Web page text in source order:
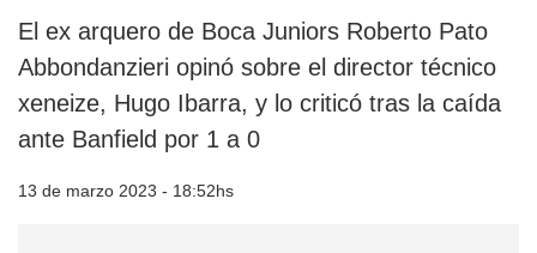
El ex arquero de Boca Juniors Roberto Pato
Abbondanzieri opinó sobre el director técnico
xeneize, Hugo Ibarra, y lo criticó tras la caída
ante Banfield por 1 a 0
13 de marzo 2023 - 18:52hs